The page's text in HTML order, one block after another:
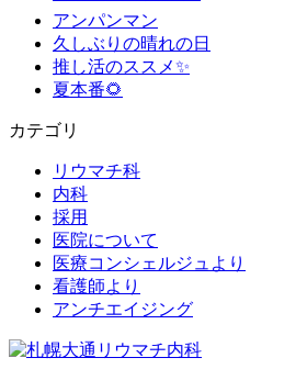
アンパンマン
久しぶりの晴れの日
推し活のススメ✨
夏本番🌻
カテゴリ
リウマチ科
内科
採用
医院について
医療コンシェルジュより
看護師より
アンチエイジング